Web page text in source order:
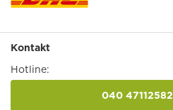
Kontakt
Hotline:
040 47112582